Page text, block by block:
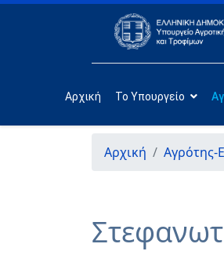
Αρχική Το Υπουργείο
Αρχική Αγρότης-